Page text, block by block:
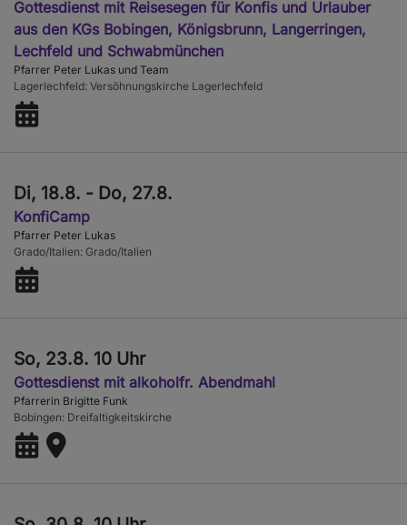
Gottesdienst mit Reisesegen für Konfis und Urlauber
aus den KGs Bobingen, Königsbrunn, Langerringen,
Lechfeld und Schwabmünchen
Pfarrer Peter Lukas und Team
Lagerlechfeld Versöhnungskirche Lagerlechfeld
Di, 18.8. - Do, 27.8.
KonfiCamp
Pfarrer Peter Lukas
Grado/Italien Grado/Italien
So, 23.8. 10 Uhr
Gottesdienst mit alkoholfr. Abendmahl
Pfarrerin Brigitte Funk
Bobingen Dreifaltigkeitskirche